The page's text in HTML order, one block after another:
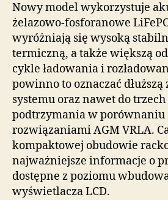
Nowy model wykorzystuje
żelazowo-fosforanowe
wyróżniają się wysoką
termiczną, a także większą
cykle ładowania i
powinno to oznaczać dłuższą
systemu oraz nawet do trzech
podtrzymania w porównaniu
rozwiązaniami AGM VRLA.
kompaktowej obudowie
najważniejsze informacje o
dostępne z poziomu
wyświetlacza LCD.